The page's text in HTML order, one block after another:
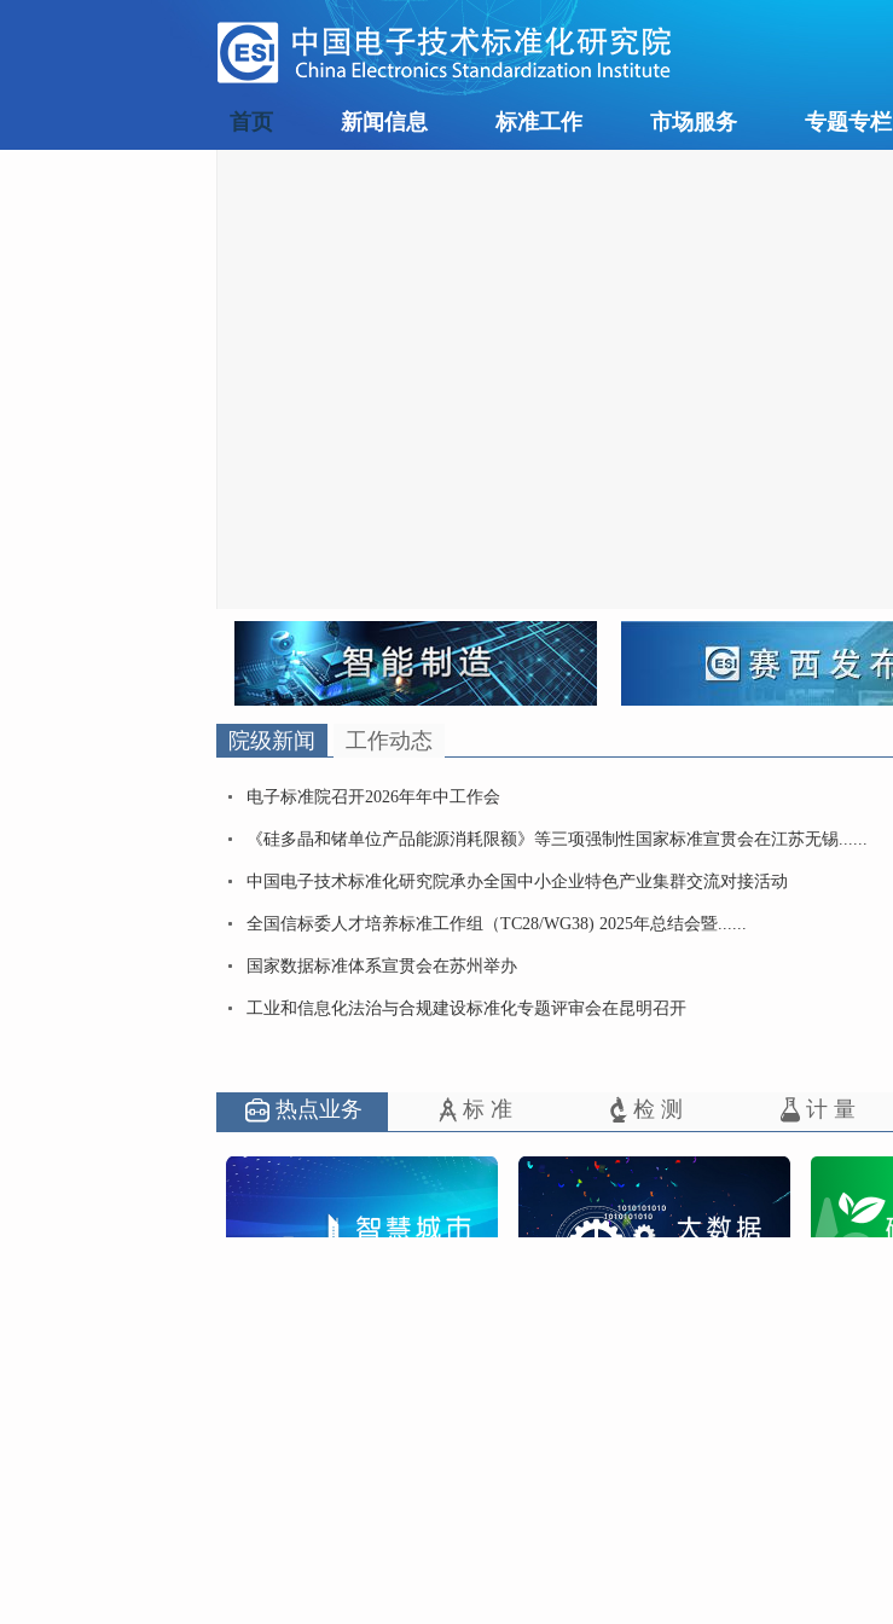
首页 新闻信息 标准工作 市场服务 专题专栏
院级新闻 工作动态
电子标准院召开2026年年中工作会
《硅多晶和锗单位产品能源消耗限额》等三项强制性国家标准宣贯会在江苏无锡......
中国电子技术标准化研究院承办全国中小企业特色产业集群交流对接活动
全国信标委人才培养标准工作组（TC28/WG38) 2025年总结会暨......
国家数据标准体系宣贯会在苏州举办
工业和信息化法治与合规建设标准化专题评审会在昆明召开
热点业务 标 准 检 测 计 量